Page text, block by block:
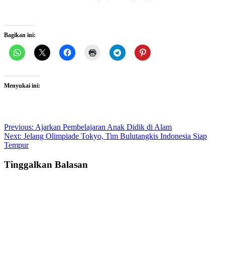
Bagikan ini:
Menyukai ini:
Post
navigation
Previous: Ajarkan Pembelajaran Anak Didik di Alam
Next: Jelang Olimpiade Tokyo, Tim Bulutangkis Indonesia Siap
Tempur
Tinggalkan Balasan